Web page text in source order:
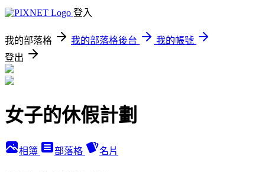
登入
我的部落格 我的部落格後台
我的帳號
登出
女子的休假計劃
相簿 部落格 名片